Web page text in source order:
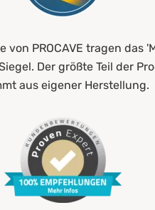
von PROCAVE tragen das
Der größte Teil der
aus eigener Herstellung.